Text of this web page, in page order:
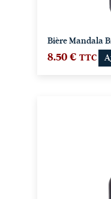
Bière Mandala
8.50 € TTC